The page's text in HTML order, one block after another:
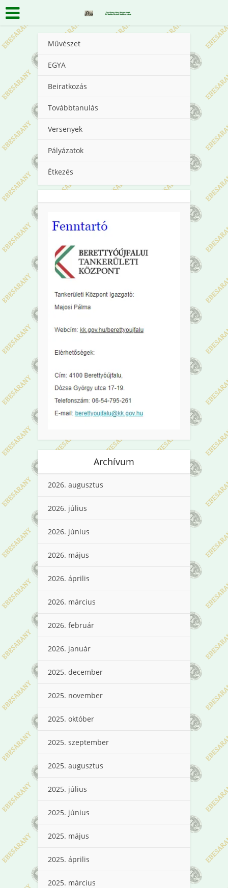
Művészet
EGYA
Beiratkozás
Továbbtanulás
Versenyek
Pályázatok
Étkezés
Archívum
2026. augusztus
2026. július
2026. június
2026. május
2026. április
2026. március
2026. február
2026. január
2025. december
2025. november
2025. október
2025. szeptember
2025. augusztus
2025. július
2025. június
2025. május
2025. április
2025. március